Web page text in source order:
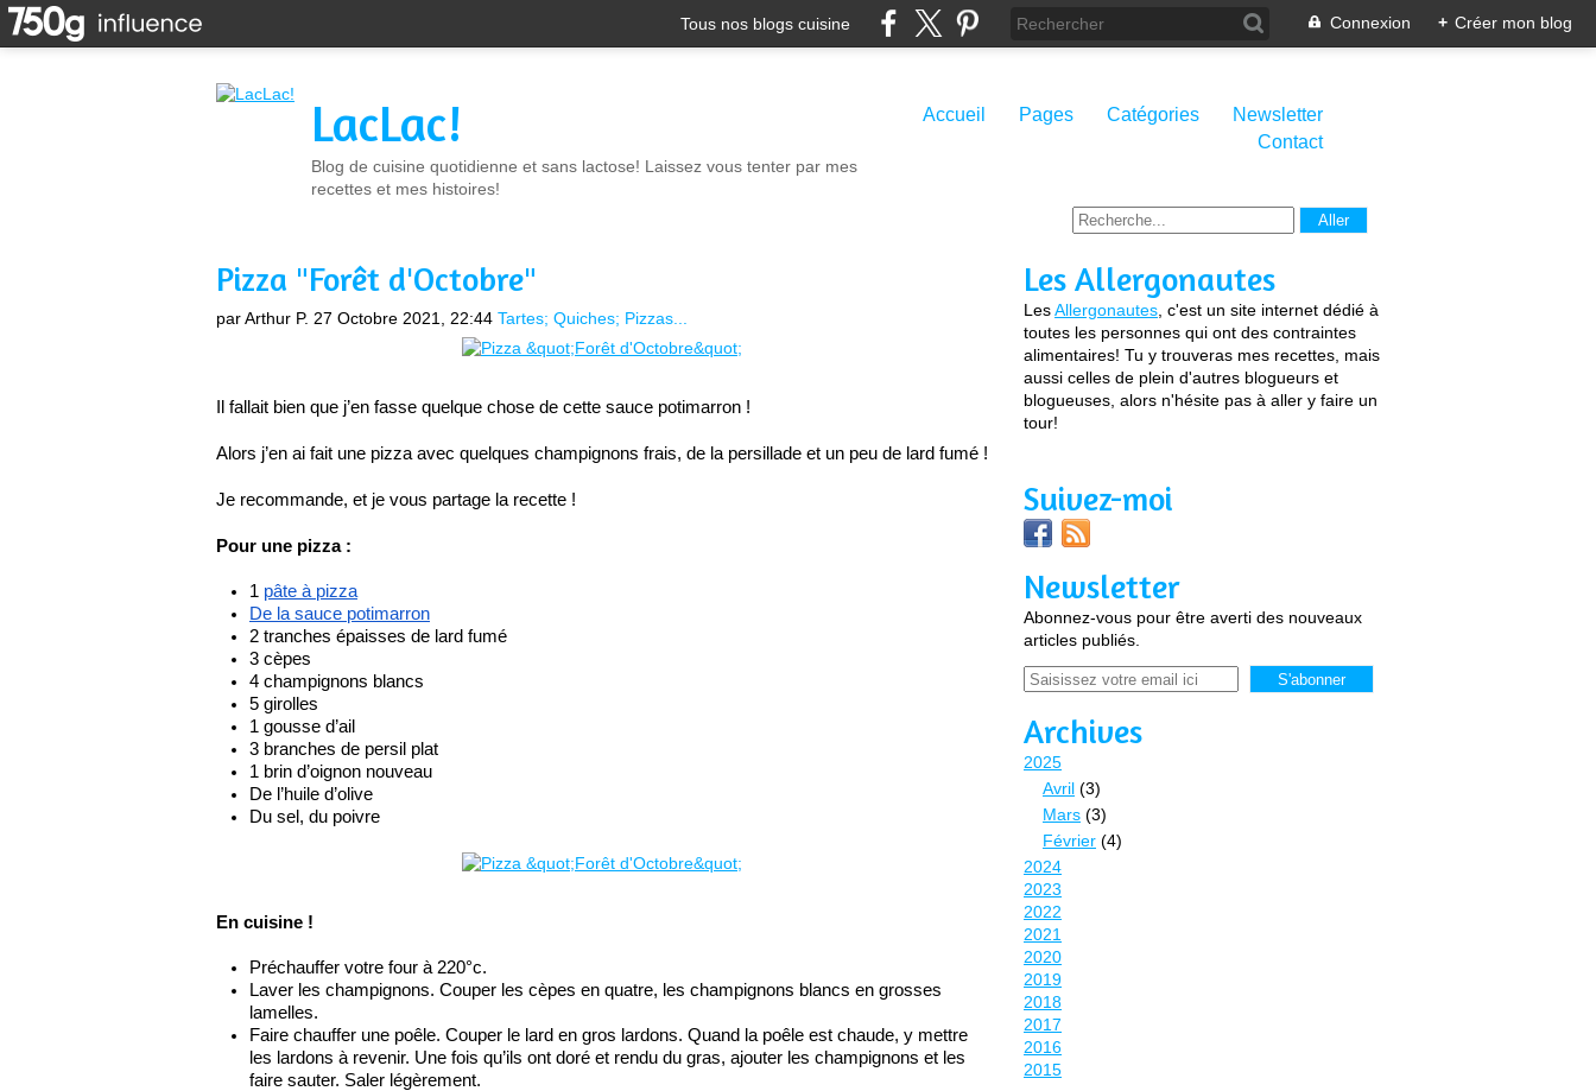
Tous nos blogs cuisine Connexion + Créer mon blog
LacLac!
Blog de cuisine quotidienne et sans lactose! Laissez vous tenter par mes
recettes et mes histoires!
Accueil Pages Catégories
Newsletter
Contact
Pizza "Forêt d'Octobre"
par Arthur P. 27 Octobre 2021, 22:44 Tartes; Quiches; Pizzas...
Il fallait bien que j’en fasse quelque chose de cette sauce potimarron !
Je recommande, et je vous partage la recette !
Pour une pizza :
1 pâte à pizza
De la sauce potimarron
2 tranches épaisses de lard fumé
3 cèpes
4 champignons blancs
5 girolles
1 gousse d’ail
3 branches de persil plat
1 brin d’oignon nouveau
De l’huile d’olive
Du sel, du poivre
En cuisine !
Préchauffer votre four à 220°c.
Laver les champignons. Couper les cèpes en quatre, les champignons blancs en grosses
lamelles.
Faire chauffer une poêle. Couper le lard en gros lardons. Quand la poêle est chaude, y mettre
les lardons à revenir. Une fois qu’ils ont doré et rendu du gras, ajouter les champignons et les
faire sauter. Saler légèrement.
Les Allergonautes
LesAllergonautes , c'est un site internet dédié à
toutes les personnes qui ont des contraintes
alimentaires! Tu y trouveras mes recettes, mais
aussi celles de plein d'autres blogueurs et
blogueuses, alors n'hésite pas à aller y faire un
tour!
Suivez-moi
Newsletter
Abonnez-vous pour être averti des nouveaux
articles publiés.
Email
Archives
2025
Avril (3)
Mars (3)
Février (4)
2024
2023
2022
2021
2020
2019
2018
2017
2016
2015